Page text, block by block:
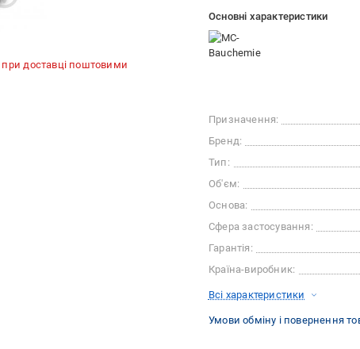
доставці поштовими
Основні характеристики
Призначення:
Бренд:
Тип:
Об'єм:
Основа:
Сфера застосування:
Гарантія:
Країна-виробник:
Всі характеристики
Умови обміну і повернення